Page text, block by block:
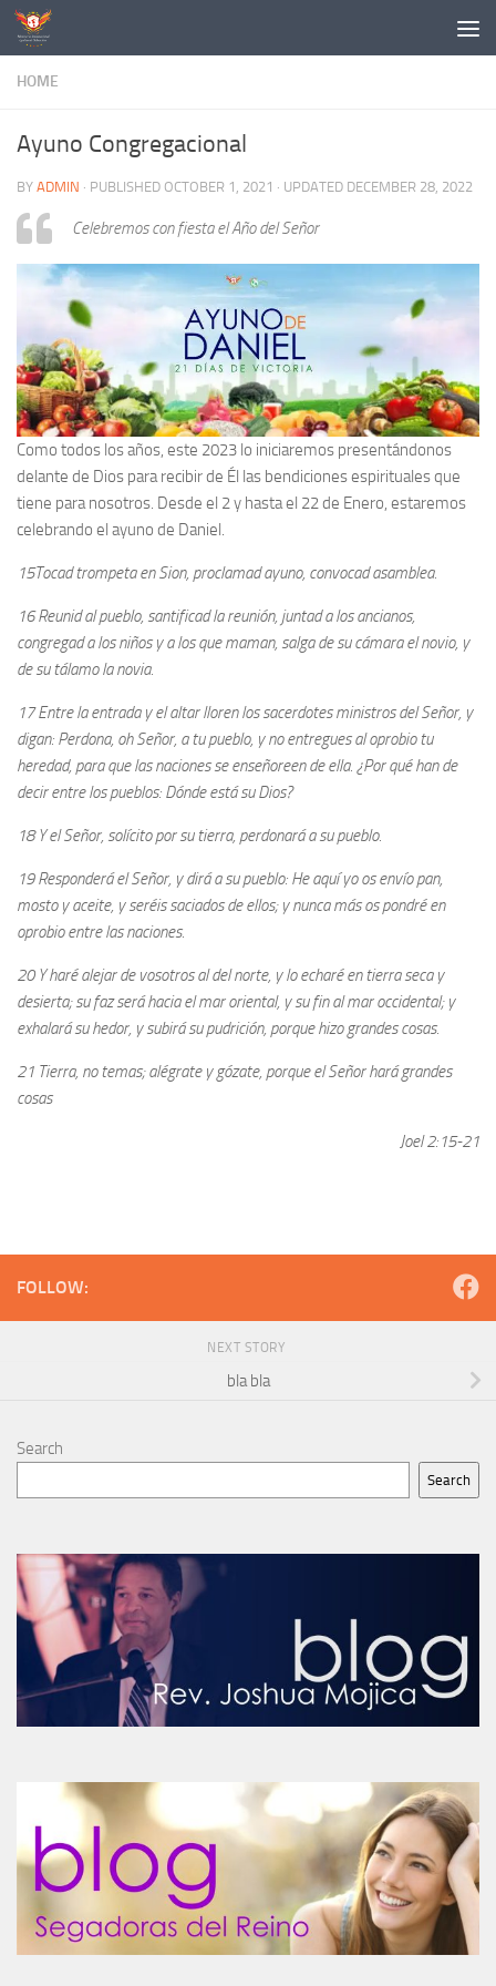
Skip to content
HOME
Ayuno Congregacional
BY ADMIN · PUBLISHED OCTOBER 1, 2021 · UPDATED DECEMBER 28, 2022
Celebremos con fiesta el Año del Señor
Como todos los años, este 2023 lo iniciaremos presentándonos
delante de Dios para recibir de Él las bendiciones espirituales que
tiene para nosotros. Desde el 2 y hasta el 22 de Enero, estaremos
celebrando el ayuno de Daniel.
15Tocad trompeta en Sion, proclamad ayuno, convocad asamblea.
16 Reunid al pueblo, santificad la reunión, juntad a los ancianos,
congregad a los niños y a los que maman, salga de su cámara el novio, y
de su tálamo la novia.
17 Entre la entrada y el altar lloren los sacerdotes ministros del Señor, y
digan: Perdona, oh Señor, a tu pueblo, y no entregues al oprobio tu
heredad, para que las naciones se enseñoreen de ella. ¿Por qué han de
decir entre los pueblos: Dónde está su Dios?
18 Y el Señor, solícito por su tierra, perdonará a su pueblo.
19 Responderá el Señor, y dirá a su pueblo: He aquí yo os envío pan,
mosto y aceite, y seréis saciados de ellos; y nunca más os pondré en
oprobio entre las naciones.
20 Y haré alejar de vosotros al del norte, y lo echaré en tierra seca y
desierta; su faz será hacia el mar oriental, y su fin al mar occidental; y
exhalará su hedor, y subirá su pudrición, porque hizo grandes cosas.
21 Tierra, no temas; alégrate y gózate, porque el Señor hará grandes
cosas
Joel 2:15-21
FOLLOW:
NEXT STORY
bla bla
Search
Search